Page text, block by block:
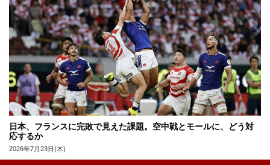
日本、フランスに完敗で見えた課題。空中戦とモールに、どう対
応するか
2026年7月23日(木)